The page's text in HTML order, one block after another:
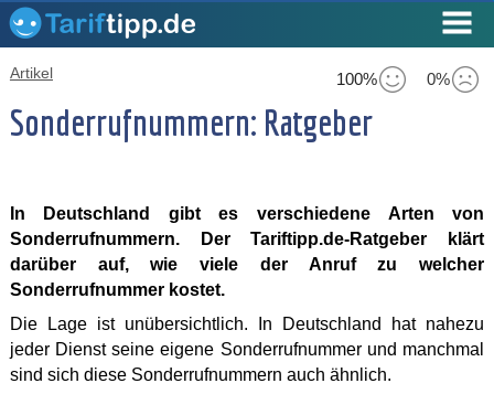
100% 0%
Artikel
Sonderrufnummern: Ratgeber
In Deutschland gibt es verschiedene Arten von
Sonderrufnummern. Der Tariftipp.de-Ratgeber klärt
darüber auf, wie viele der Anruf zu welcher
Sonderrufnummer kostet.
Die Lage ist unübersichtlich. In Deutschland hat nahezu
jeder Dienst seine eigene Sonderrufnummer und manchmal
sind sich diese Sonderrufnummern auch ähnlich.